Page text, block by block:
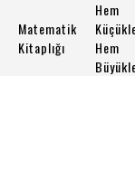
Matematik
Kitaplığı
Hem
Hem